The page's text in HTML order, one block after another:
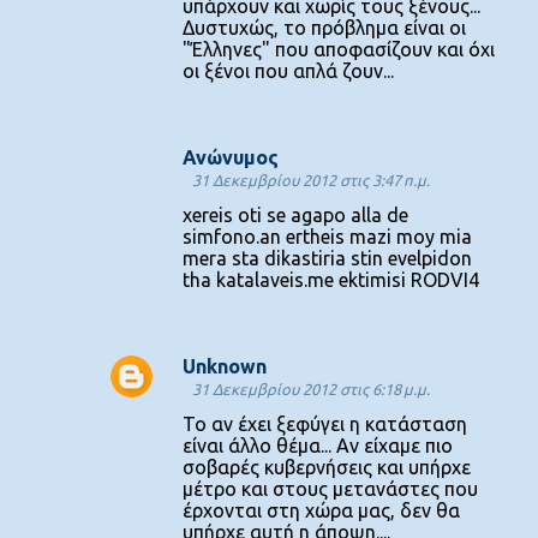
υπάρχουν και χωρίς τους ξένους...
Δυστυχώς, το πρόβλημα είναι οι
"Έλληνες" που αποφασίζουν και όχι
οι ξένοι που απλά ζουν...
Ανώνυμος
31 Δεκεμβρίου 2012 στις 3:47 π.μ.
xereis oti se agapo alla de
simfono.an ertheis mazi moy mia
mera sta dikastiria stin evelpidon
tha katalaveis.me ektimisi RODVI4
Unknown
31 Δεκεμβρίου 2012 στις 6:18 μ.μ.
Το αν έχει ξεφύγει η κατάσταση
είναι άλλο θέμα... Αν είχαμε πιο
σοβαρές κυβερνήσεις και υπήρχε
μέτρο και στους μετανάστες που
έρχονται στη χώρα μας, δεν θα
υπήρχε αυτή η άποψη....